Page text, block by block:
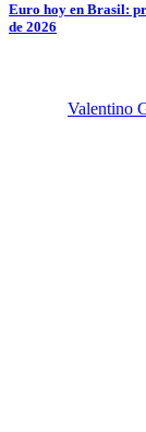
Euro hoy en Brasil:
de 2026
Valentino